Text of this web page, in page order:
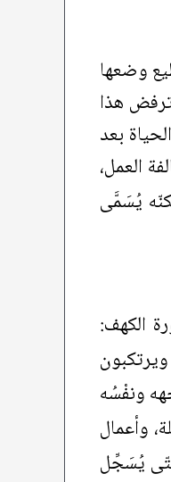
وضعها
هذا
بعد
العمل،
يُسَمَّى
الكهف:
ونفْسُه
وأعمال
يُسَجِّل